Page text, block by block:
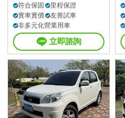
符合保固
里程保證
實車實價
友善試車
非多元化營業用車
立即諮詢